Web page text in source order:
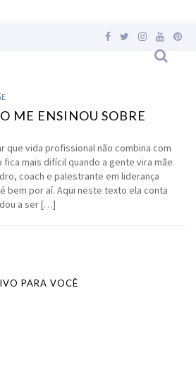
ME ENSINOU SOBRE
que vida profissional não combina com
mais difícil quando a gente vira mãe.
coach e palestrante em liderança
bem por aí. Aqui neste texto ela conta
a ser […]
PARA VOCÊ